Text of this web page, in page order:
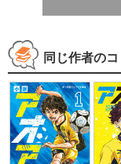
同じ作者の